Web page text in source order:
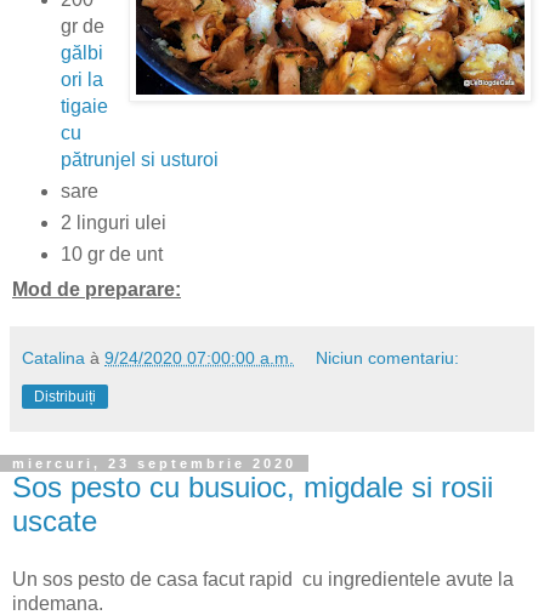
gr de
gălbi
ori la
tigaie
cu
pătrunjel si usturoi
sare
2 linguri ulei
10 gr de unt
Mod de preparare:
Catalina à 9/24/2020 07:00:00 a.m. Niciun comentariu:
Distribuiți
miercuri, 23 septembrie 2020
Sos pesto cu busuioc, migdale si rosii
uscate
Un sos pesto de casa facut rapid cu ingredientele avute la
indemana.